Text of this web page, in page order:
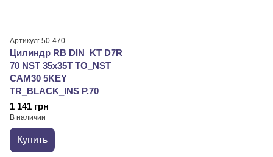
Артикул: 50-470
Цилиндр RB DIN_KT D7R
70 NST 35x35T TO_NST
CAM30 5KEY
TR_BLACK_INS P.70
1 141 грн
В наличии
Купить